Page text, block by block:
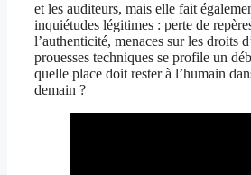
et les auditeurs, mais elle fait
inquiétudes légitimes : perte de
l’authenticité, menaces sur les droits
prouesses techniques se profile un
quelle place doit rester à l’humain
demain ?